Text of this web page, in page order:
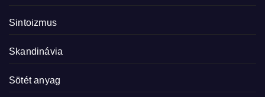
Sintoizmus
Skandinávia
Sötét anyag